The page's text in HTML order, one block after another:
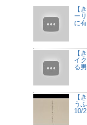
【
ー
に
【
イ
る
【
う
10/